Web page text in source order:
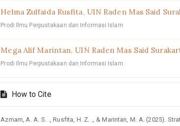
Helma Zulfaida Rusfita, UIN Raden Mas Said
Prodi Ilmu Perpustakaan dan Informasi Islam
Mega Alif Marintan, UIN Raden Mas Said
Prodi Ilmu Perpustakaan dan Informasi Islam
How to Cite
Azmam, A. A. S. ., Rusfita, H. Z. ., & Marintan, M. A. (2025).